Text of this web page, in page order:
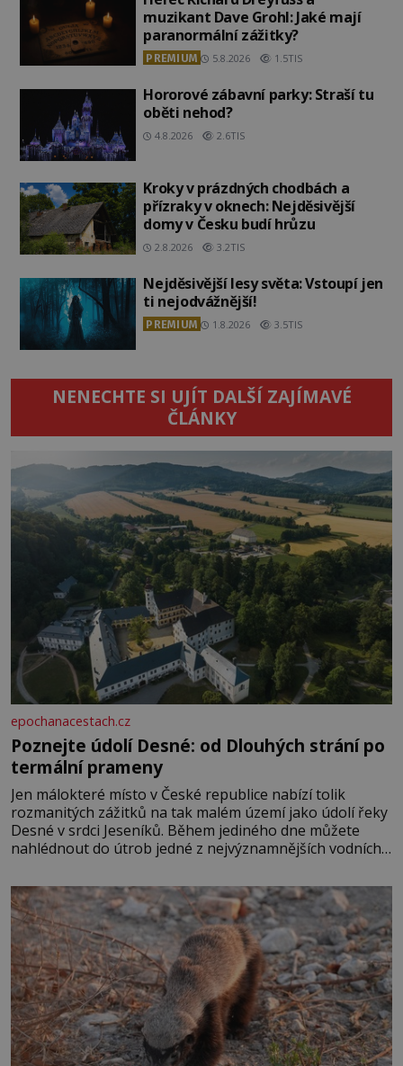
muzikant Dave Grohl: Jaké mají
paranormální zážitky?
PREMIUM 5.8.2026 1.5TIS
Hororové zábavní parky: Straší tu
oběti nehod?
4.8.2026 2.6TIS
Kroky v prázdných chodbách a
přízraky v oknech: Nejděsivější
domy v Česku budí hrůzu
2.8.2026 3.2TIS
Nejděsivější lesy světa: Vstoupí jen
ti nejodvážnější!
PREMIUM 1.8.2026 3.5TIS
NENECHTE SI UJÍT DALŠÍ ZAJÍMAVÉ
ČLÁNKY
epochanacestach.cz
Poznejte údolí Desné: od Dlouhých strání po
termální prameny
Jen málokteré místo v České republice nabízí tolik
rozmanitých zážitků na tak malém území jako údolí řeky
Desné v srdci Jeseníků. Během jediného dne můžete
nahlédnout do útrob jedné z nejvýznamnějších vodních
se na koloběžce a den zakončit poznáváním památek ve
Velkých Losinách nebo v termálním